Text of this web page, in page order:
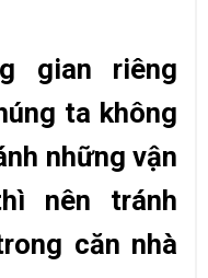
gian riêng
ta không
những vận
nên tránh
căn nhà